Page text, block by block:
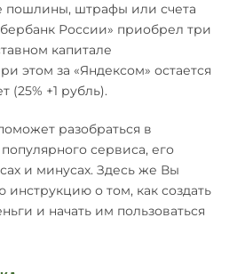
пошлины, штрафы или счета
России» приобрел три
капитале
этом за «Яндексом» остается
+1 рубль).
разобраться в
сервиса, его
и минусах. Здесь же Вы
инструкцию о том, как создать
и начать им пользоваться